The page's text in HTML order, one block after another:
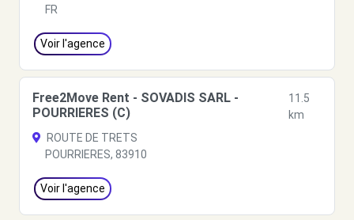
FR
Voir l'agence
Free2Move Rent - SOVADIS SARL -
POURRIERES (C)
11.5
km
ROUTE DE TRETS
POURRIERES, 83910
Voir l'agence